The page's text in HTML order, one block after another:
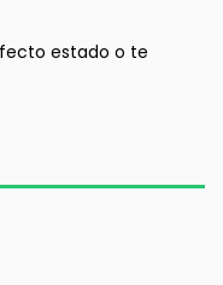
estado o te